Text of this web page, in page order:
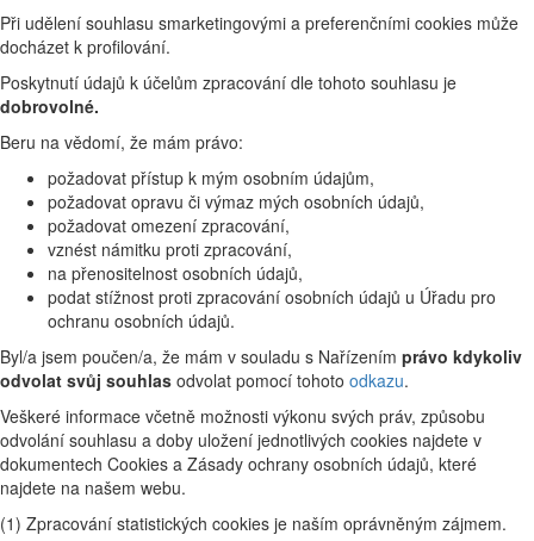
Při udělení souhlasu smarketingovými a preferenčními cookies může
docházet k profilování.
Poskytnutí údajů k účelům zpracování dle tohoto souhlasu je
dobrovolné.
Beru na vědomí, že mám právo:
požadovat přístup k mým osobním údajům,
požadovat opravu či výmaz mých osobních údajů,
požadovat omezení zpracování,
vznést námitku proti zpracování,
na přenositelnost osobních údajů,
podat stížnost proti zpracování osobních údajů u Úřadu pro
ochranu osobních údajů.
Byl/a jsem poučen/a, že mám v souladu s Nařízením právo kdykoliv
odvolat svůj souhlas odvolat pomocí tohoto odkazu.
Veškeré informace včetně možnosti výkonu svých práv, způsobu
odvolání souhlasu a doby uložení jednotlivých cookies najdete v
dokumentech Cookies a Zásady ochrany osobních údajů, které
najdete na našem webu.
(1) Zpracování statistických cookies je naším oprávněným zájmem.